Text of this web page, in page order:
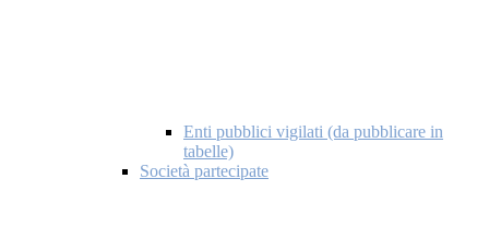
Enti pubblici vigilati (da pubblicare in
tabelle)
Società partecipate